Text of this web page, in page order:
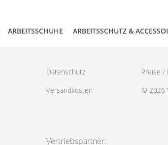
ARBEITSSCHUHE ARBEITSSCHUTZ &
Datenschutz
Versandkosten
Preise /
© 2026
Vertriebspartner: